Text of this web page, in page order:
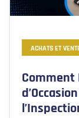
ACHATS ET
Comment